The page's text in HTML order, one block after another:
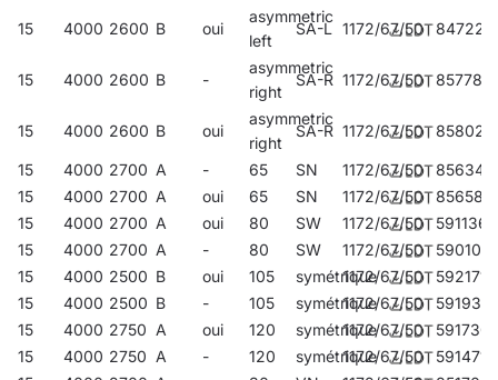
15 4000 2600 B oui
asymmetric
left
SA-L 1172/67/50 847226
15 4000 2600 B -
asymmetric
right
SA-R 1172/67/50 857782
15 4000 2600 B oui
asymmetric
right
SA-R 1172/67/50 858024
15 4000 2700 A - 65 SN 1172/67/50
856341
15
4000 2700 A oui 65 SN 1172/67/50
856587
15
4000 2700 A oui 80 SW 1172/67/50
591136
15
4000 2700 A - 80 SW 1172/67/50
590108
15
4000 2500 B oui 105 symétrique1172/67/50
592171
15
4000 2500 B - 105 symétrique1172/67/50
591938
15
4000 2750 A oui 120 symétrique1172/67/50
591730
15
4000 2750 A - 120 symétrique1172/67/50
591471